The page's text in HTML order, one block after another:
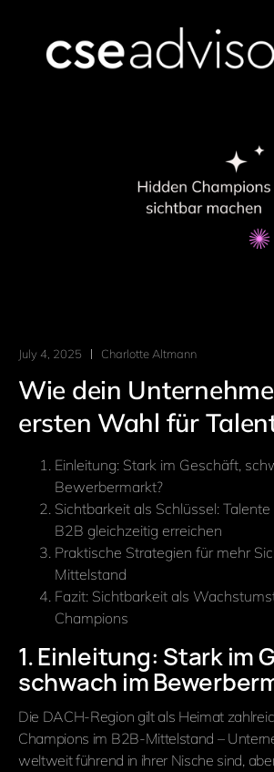
July 4, 2025 Charlotte Altmann
Wie dein
ersten Wahl für
Einleitung: Stark im Geschäft,
Bewerbermarkt?
Sichtbarkeit als Schlüssel:
B2B gleichzeitig erreichen
Praktische Strategien für mehr
Mittelstand
Fazit: Sichtbarkeit als
Champions
1. Einleitung: Stark im
schwach im
Die DACH-Region gilt als Heimat
Champions im B2B-Mittelstand –
weltweit führend in ihrer Nische sind,